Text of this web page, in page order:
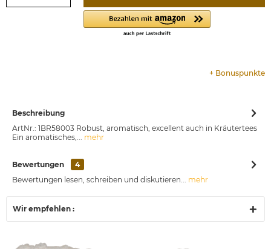
+ Bonuspunkte
Beschreibung
ArtNr.: 1BR58003 Robust, aromatisch, excellent auch in Kräutertees
Ein aromatisches,... mehr
Bewertungen
4
Bewertungen lesen, schreiben und diskutieren... mehr
Wir empfehlen :